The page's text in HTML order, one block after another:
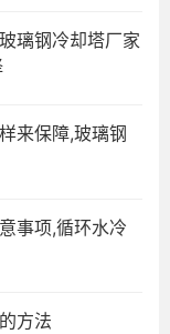
璃钢冷却塔厂家
来保障,玻璃钢
事项,循环水冷
方法